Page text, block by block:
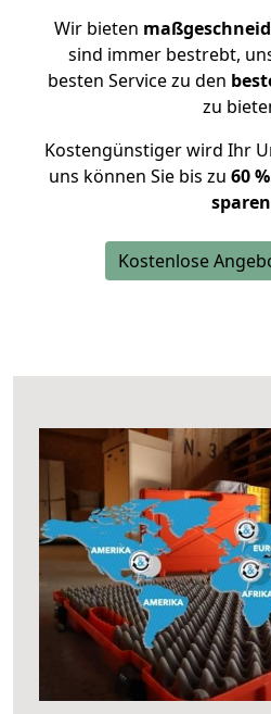
Wir bieten
sind immer bestrebt,
besten Service zu den
zu
Kostengünstiger wird Ihr
uns können Sie bis zu 60
sparen
Kostenlose